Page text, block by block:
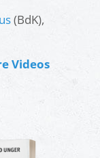
(BdK),
Videos